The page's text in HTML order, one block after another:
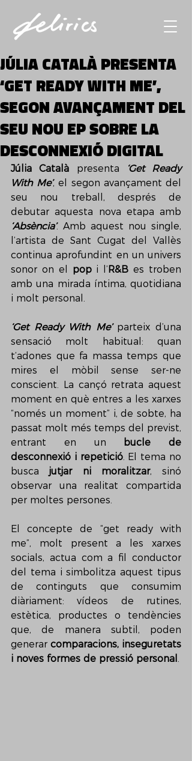
JÚLIA CATALÀ PRESENTA
‘GET READY WITH ME’,
SEGON AVANÇAMENT DEL
SEU NOU EP SOBRE LA
DESCONNEXIÓ DIGITAL
Júlia Català presenta
‘Get Ready
With Me’, el segon avançament del
seu nou treball, després de
‘Absència’. Amb aquest nou single,
l’artista de Sant Cugat del Vallès
continua aprofundint en un univers
sonor on el pop i l’R&B es troben
amb una mirada íntima, quotidiana
i molt personal.
‘Get Ready With Me’ parteix d’una
sensació molt habitual: quan
t’adones que fa massa temps que
mires el mòbil sense ser-ne
conscient. La cançó retrata aquest
moment en què entres a les xarxes
“només un moment” i, de sobte, ha
passat molt més temps del previst,
entrant en un
bucle de
desconnexió i repetició. El tema no
busca jutjar ni moralitzar, sinó
observar una realitat compartida
per moltes persones.
El concepte de “get ready with
me”, molt present a les xarxes
socials, actua com a fil conductor
del tema i simbolitza aquest tipus
de continguts que consumim
diàriament: vídeos de rutines,
estètica, productes o tendències
que, de manera subtil, poden
generar comparacions, inseguretats
i noves formes de pressió personal .